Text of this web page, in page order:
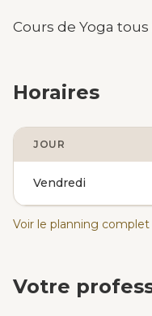
Cours de Yoga
Horaires
JOUR
Vendredi
Voir le planning
Votre